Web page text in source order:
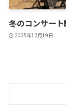
冬のコンサー
2025年12月19日